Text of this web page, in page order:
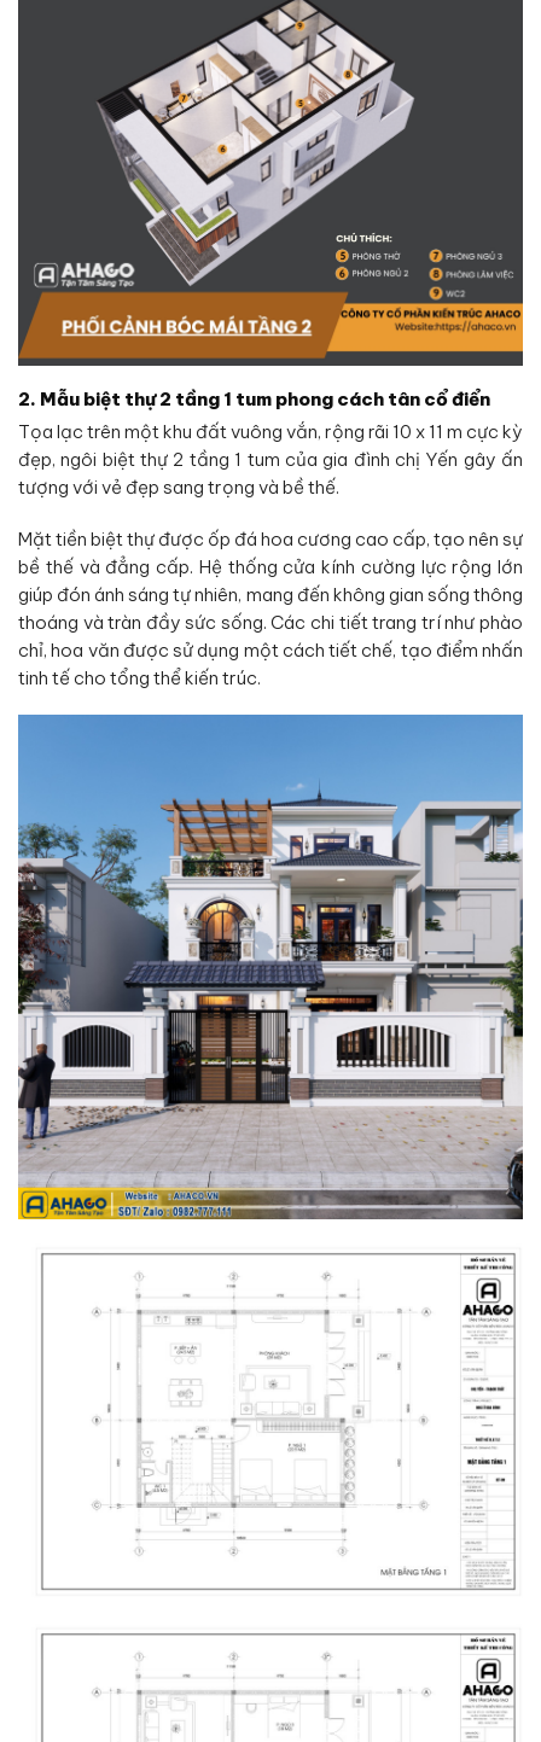
2. Mẫu biệt thự 2 tầng 1 tum phong cách tân cổ điển
Tọa lạc trên một khu đất vuông vắn, rộng rãi 10 x 11 m cực kỳ
đẹp, ngôi biệt thự 2 tầng 1 tum của gia đình chị Yến gây ấn
tượng với vẻ đẹp sang trọng và bề thế.
Mặt tiền biệt thự được ốp đá hoa cương cao cấp, tạo nên sự
bề thế và đẳng cấp. Hệ thống cửa kính cường lực rộng lớn
giúp đón ánh sáng tự nhiên, mang đến không gian sống thông
thoáng và tràn đầy sức sống. Các chi tiết trang trí như phào
chỉ, hoa văn được sử dụng một cách tiết chế, tạo điểm nhấn
tinh tế cho tổng thể kiến trúc.